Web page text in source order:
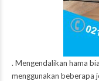
. Mengendalikan hama
menggunakan beberapa